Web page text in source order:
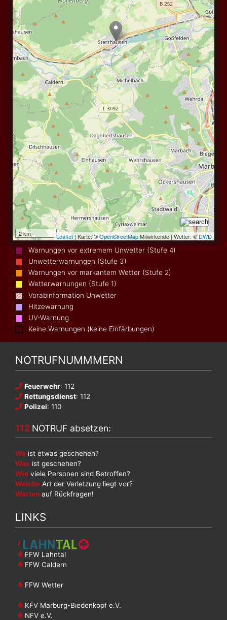
Warnungen vor extremem Unwetter (Stufe 4)
Unwetterwarnungen (Stufe 3)
Warnungen vor markantem Wetter (Stufe 2)
Wetterwarnungen (Stufe 1)
Vorabinformation Unwetter
Hitzewarnung
UV-Warnung
Keine Warnungen (keine Einfärbungen)
NOTRUFNUMMMERN
Feuerwehr: 112
Rettungsdienst: 112
Polizei: 110
112 NOTRUF absetzen:
Wo ist etwas geschehen?
Was ist geschehen?
Wie viele Personen sind Betroffen?
Welche Art der Verletzung liegt vor?
Warten auf Rückfragen!
LINKS
FFW Lahntal
FFW Caldern
FFW Wetter
KFV Marburg-Biedenkopf e.V.
NFV e.V.